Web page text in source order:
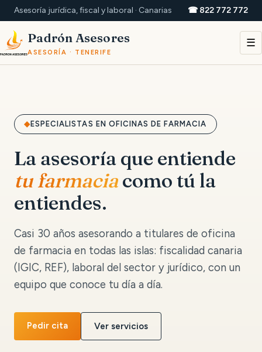
Asesoría jurídica, fiscal y laboral · Canarias ☎ 822 772 772
Padrón Asesores
ASESORÍA · TENERIFE
☰
ESPECIALISTAS EN OFICINAS DE FARMACIA
La asesoría que entiende
tu farmaciacomo tú la
entiendes.
Casi 30 años asesorando a titulares de oficina
de farmacia en todas las islas: fiscalidad canaria
(IGIC, REF), laboral del sector y jurídico, con un
equipo que conoce tu día a día.
Pedir cita Ver servicios